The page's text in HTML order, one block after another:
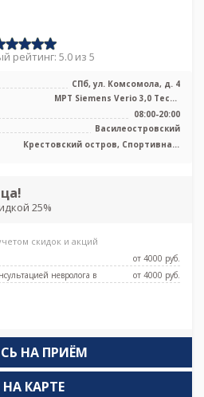
рейтинг: 5.0 из 5
СПб, ул. Комсомола, д. 4
МРТ Siemens Verio 3,0 Тесла
полуоткрытого типа
08:00-20:00
Василеостровский
Крестовский остров, Спортивная,
25%
скидок и акций
от 4000 pуб.
невролога в
от 4000 pуб.
НА ПРИЁМ
НА КАРТЕ